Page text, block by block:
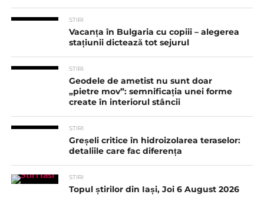
STIRI
Vacanța în Bulgaria cu copiii – alegerea
stațiunii dictează tot sejurul
STIRI
Geodele de ametist nu sunt doar
„pietre mov”: semnificația unei forme
create în interiorul stâncii
STIRI
Greșeli critice în hidroizolarea teraselor:
detaliile care fac diferența
STIRI
Topul știrilor din Iași, Joi 6 August 2026